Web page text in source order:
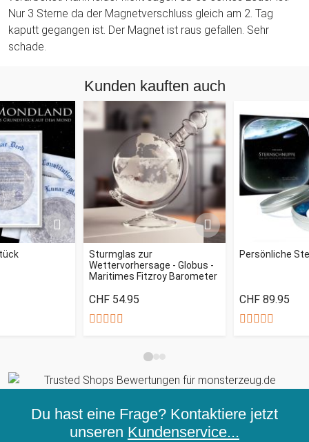
Nur 3 Sterne da der Magnetverschluss gleich am 2. Tag
kaputt gegangen ist. Der Magnet ist raus gefallen. Sehr
schade.
Kunden kauften auch
Sturmglas zur
Wettervorhersage - Globus -
Maritimes Fitzroy Barometer
CHF 54.95
Persönliche
CHF 89.95
Du hast eine Frage? Kontaktiere jetzt
unseren Kundenservice...